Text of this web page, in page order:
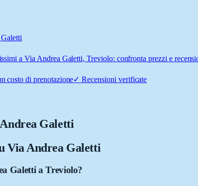
a Via Andrea Galetti, Treviolo: confronta prezzi e
costo di prenotazione✓Recensioni verificate
Galetti
Via Andrea Galetti
Galetti a Treviolo?